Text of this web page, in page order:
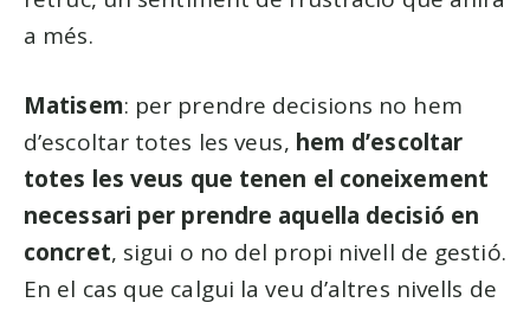
a més.
Matisem: per prendre decisions no hem
d’escoltar totes les veus, hem d’escoltar
totes les veus que tenen el coneixement
necessari per prendre aquella decisió en
concret, sigui o no del propi nivell de gestió.
En el cas que calgui la veu d’altres nivells de